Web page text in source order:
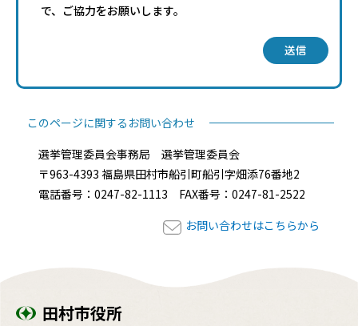
で、ご協力をお願いします。
送信
このページに関するお問い合わせ
選挙管理委員会事務局 選挙管理委員会
〒963-4393 福島県田村市船引町船引字畑添76番地2
電話番号：0247-82-1113 FAX番号：0247-81-2522
お問い合わせはこちらから
田村市役所